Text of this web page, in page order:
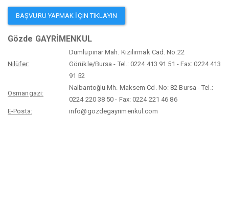
Gözde GAYRİMENKUL
Nilüfer:
Dumlupınar Mah. Kızılırmak Cad. No:22
Görükle/Bursa - Tel.: 0224 413 91 51 - Fax: 0224 413
91 52
Osmangazi:
Nalbantoğlu Mh. Maksem Cd. No: 82 Bursa - Tel.:
0224 220 38 50 - Fax: 0224 221 46 86
E-Posta:
info@gozdegayrimenkul.com